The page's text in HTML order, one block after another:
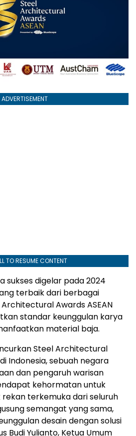
ADVERTISEMENT
TO RESUME CONTENT
sukses digelar pada 2024
terbaik dari berbagai
Architectural Awards ASEAN
standar keunggulan karya
material baja.
Steel Architectural
Indonesia, sebuah negara
dan pengaruh warisan
kehormatan untuk
terkemuka dari seluruh
semangat yang sama,
desain dengan solusi
Budi Yulianto, Ketua Umum